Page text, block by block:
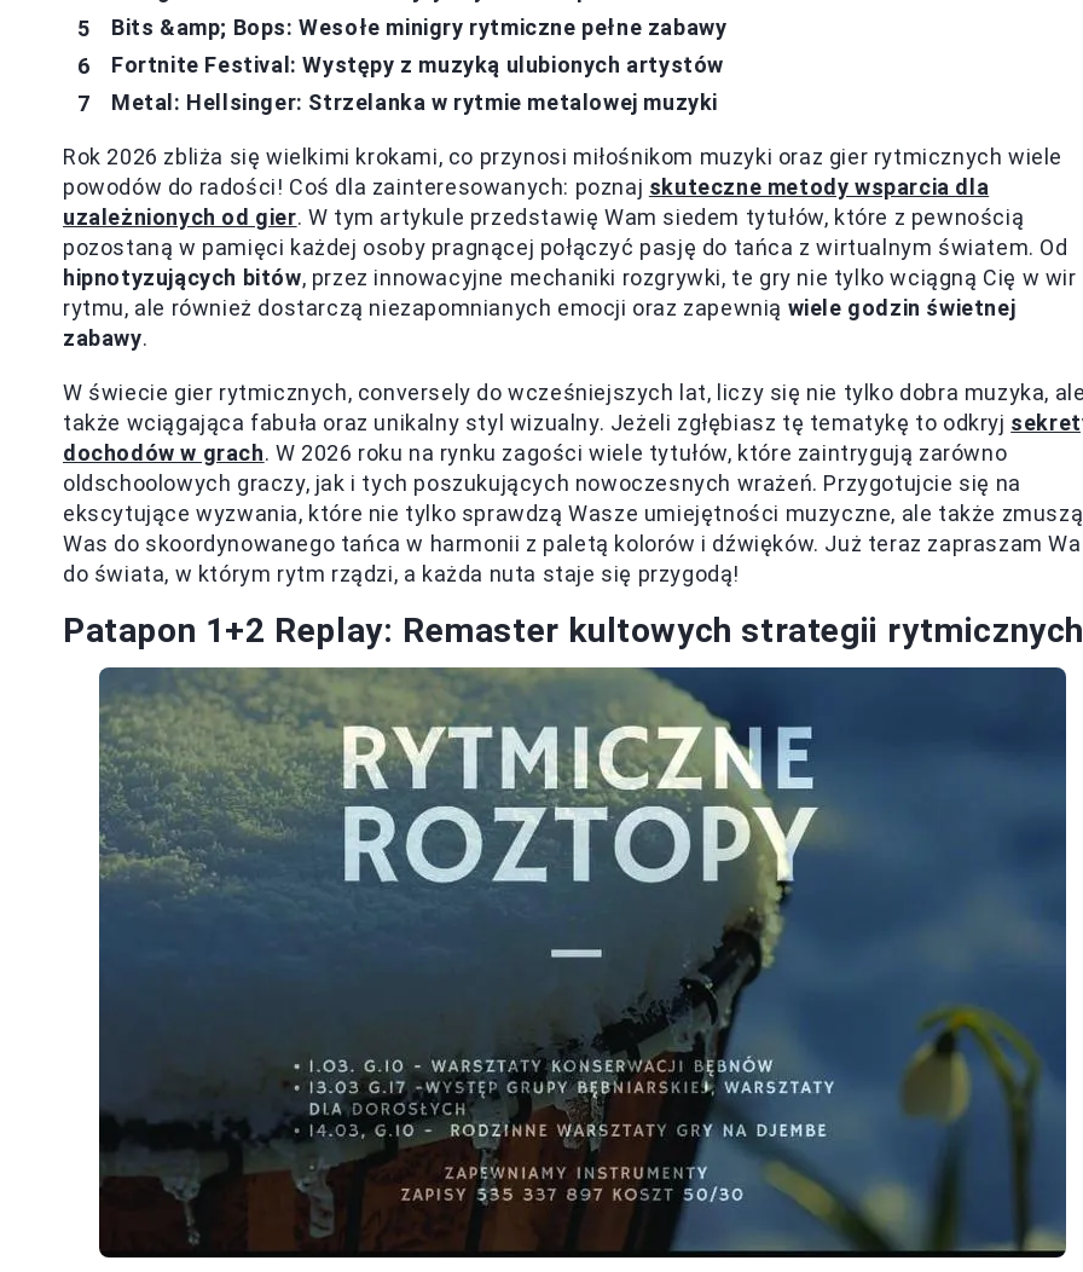
Bits &amp; Bops: Wesołe minigry rytmiczne pełne zabawy
Fortnite Festival: Występy z muzyką ulubionych artystów
Metal: Hellsinger: Strzelanka w rytmie metalowej muzyki
Rok 2026 zbliża się wielkimi krokami, co przynosi miłośnikom muzyki oraz gier rytmicznych wiele
powodów do radości! Coś dla zainteresowanych: poznaj skuteczne metody wsparcia dla
uzależnionych od gier. W tym artykule przedstawię Wam siedem tytułów, które z pewnością
pozostaną w pamięci każdej osoby pragnącej połączyć pasję do tańca z wirtualnym światem. Od
hipnotyzujących bitów, przez innowacyjne mechaniki rozgrywki, te gry nie tylko wciągną Cię w wir
rytmu, ale również dostarczą niezapomnianych emocji oraz zapewnią wiele godzin świetnej
zabawy.
W świecie gier rytmicznych, conversely do wcześniejszych lat, liczy się nie tylko dobra muzyka,
także wciągająca fabuła oraz unikalny styl wizualny. Jeżeli zgłębiasz tę tematykę to odkryj
dochodów w grach. W 2026 roku na rynku zagości wiele tytułów, które zaintrygują zarówno
oldschoolowych graczy, jak i tych poszukujących nowoczesnych wrażeń. Przygotujcie się na
ekscytujące wyzwania, które nie tylko sprawdzą Wasze umiejętności muzyczne, ale także zmuszą
Was do skoordynowanego tańca w harmonii z paletą kolorów i dźwięków. Już teraz zapraszam
do świata, w którym rytm rządzi, a każda nuta staje się przygodą!
Patapon 1+2 Replay: Remaster kultowych strategii rytmicznych